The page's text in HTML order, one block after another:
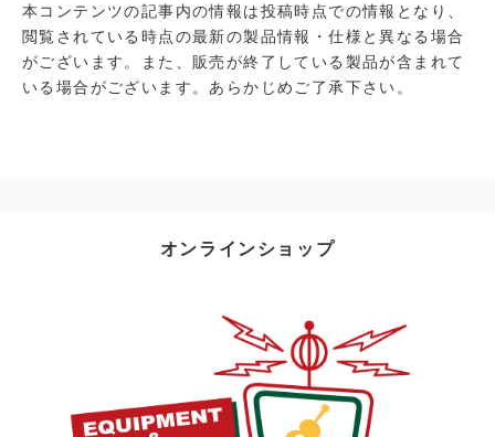
本コンテンツの記事内の情報は投稿時点での情報となり、
閲覧されている時点の最新の製品情報・仕様と異なる場合
がございます。また、販売が終了している製品が含まれて
いる場合がございます。あらかじめご了承下さい。
オンラインショップ